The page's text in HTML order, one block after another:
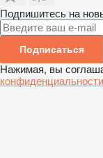
Подпишитесь на
Подписаться
Нажимая, вы
конфиденциальности